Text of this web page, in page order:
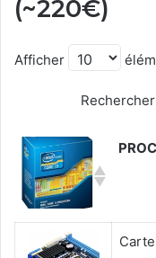
(~220€)
Afficher